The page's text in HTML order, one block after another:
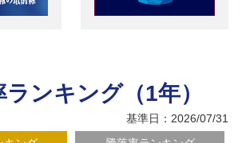
ランキング（1年）
基準日：2026/07/31